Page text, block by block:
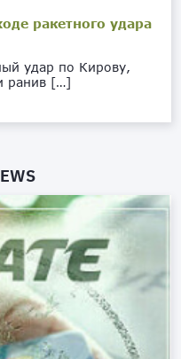
ракетного удара
удар по Кирову,
ранив […]